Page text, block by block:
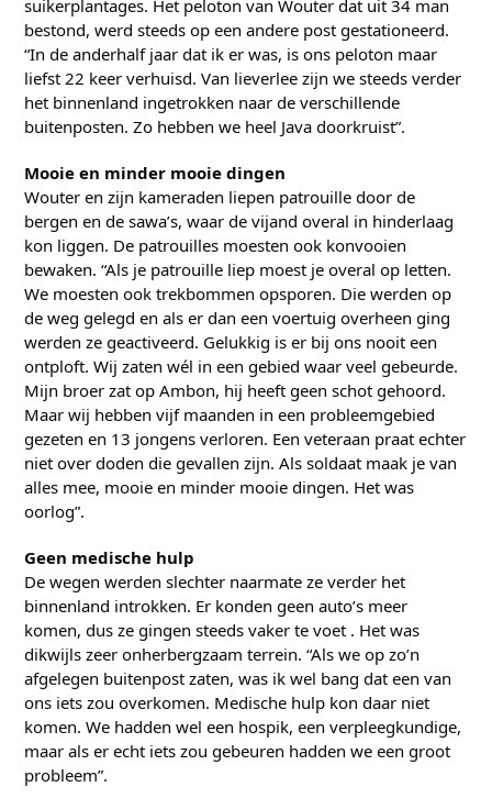
suikerplantages. Het peloton van Wouter dat uit 34 man
bestond, werd steeds op een andere post gestationeerd.
“In de anderhalf jaar dat ik er was, is ons peloton maar
liefst 22 keer verhuisd. Van lieverlee zijn we steeds verder
het binnenland ingetrokken naar de verschillende
buitenposten. Zo hebben we heel Java doorkruist”.
Mooie en minder mooie dingen
Wouter en zijn kameraden liepen patrouille door de
bergen en de sawa’s, waar de vijand overal in hinderlaag
kon liggen. De patrouilles moesten ook konvooien
bewaken. “Als je patrouille liep moest je overal op letten.
We moesten ook trekbommen opsporen. Die werden op
de weg gelegd en als er dan een voertuig overheen ging
werden ze geactiveerd. Gelukkig is er bij ons nooit een
ontploft. Wij zaten wél in een gebied waar veel gebeurde.
Mijn broer zat op Ambon, hij heeft geen schot gehoord.
Maar wij hebben vijf maanden in een probleemgebied
gezeten en 13 jongens verloren. Een veteraan praat echter
niet over doden die gevallen zijn. Als soldaat maak je van
alles mee, mooie en minder mooie dingen. Het was
oorlog”.
Geen medische hulp
De wegen werden slechter naarmate ze verder het
binnenland introkken. Er konden geen auto’s meer
komen, dus ze gingen steeds vaker te voet . Het was
dikwijls zeer onherbergzaam terrein. “Als we op zo’n
afgelegen buitenpost zaten, was ik wel bang dat een van
ons iets zou overkomen. Medische hulp kon daar niet
komen. We hadden wel een hospik, een verpleegkundige,
maar als er echt iets zou gebeuren hadden we een groot
probleem”.